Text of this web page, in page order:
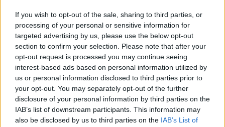
If you wish to opt-out of the sale, sharing to third parties, or
processing of your personal or sensitive information for
targeted advertising by us, please use the below opt-out
section to confirm your selection. Please note that after your
opt-out request is processed you may continue seeing
interest-based ads based on personal information utilized by
us or personal information disclosed to third parties prior to
your opt-out. You may separately opt-out of the further
disclosure of your personal information by third parties on the
IAB’s list of downstream participants. This information may
also be disclosed by us to third parties on the IAB’s List of
Tisza-tó, a zöld labirintus –
Tisza-tó képregény
mindenkinek!
2021. augusztus 4.
Tisza-tó képregény – nem csak
gyerekeknek! A Tisza-tó képregény